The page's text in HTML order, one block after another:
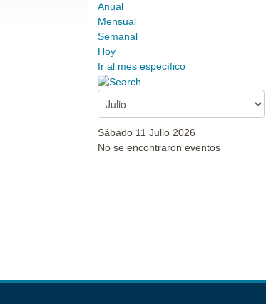
Anual
Mensual
Semanal
Hoy
Ir al mes específico
Sábado 11 Julio 2026
No se encontraron eventos